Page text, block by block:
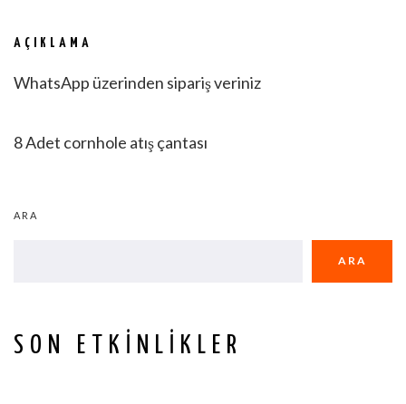
AÇIKLAMA
WhatsApp üzerinden sipariş veriniz
8 Adet cornhole atış çantası
ARA
ARA
SON ETKINLIKLER